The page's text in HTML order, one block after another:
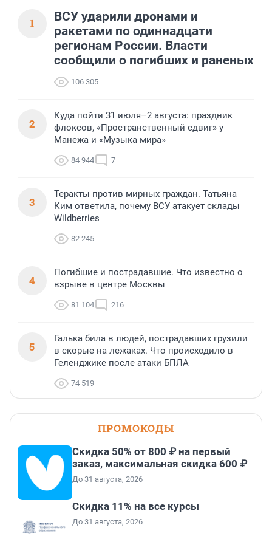
1
ВСУ ударили дронами и
ракетами по одиннадцати
регионам России. Власти
сообщили о погибших и раненых
106 305
2
Куда пойти 31 июля–2 августа: праздник
флоксов, «Пространственный сдвиг» у
Манежа и «Музыка мира»
84 944 7
3
Теракты против мирных граждан. Татьяна
Ким ответила, почему ВСУ атакует склады
Wildberries
82 245
4
Погибшие и пострадавшие. Что известно о
взрыве в центре Москвы
81 104 216
5
Галька била в людей, пострадавших грузили
в скорые на лежаках. Что происходило в
Геленджике после атаки БПЛА
74 519
ПРОМОКОДЫ
Скидка 50% от 800 ₽ на первый
заказ, максимальная скидка 600 ₽
До 31 августа, 2026
Скидка 11% на все курсы
До 31 августа, 2026